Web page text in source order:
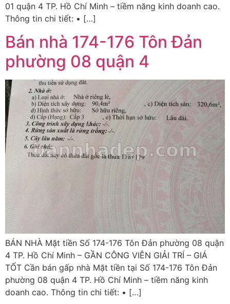
01 quận 4 TP. Hồ Chí Minh – tiềm năng kinh doanh cao.
Thông tin chi tiết: • […]
Bán nhà 174-176 Tôn Đản
phường 08 quận 4
BÁN NHÀ Mặt tiền Số 174-176 Tôn Đản phường 08 quận
4 TP. Hồ Chí Minh – GẦN CÔNG VIÊN GIẢI TRÍ – GIÁ
TỐT Cần bán gấp nhà Mặt tiền tại Số 174-176 Tôn Đản
phường 08 quận 4 TP. Hồ Chí Minh – tiềm năng kinh
doanh cao. Thông tin chi tiết: • […]